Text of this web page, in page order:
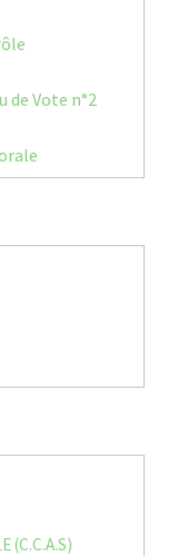
de Vote n°2
(C.C.A.S)